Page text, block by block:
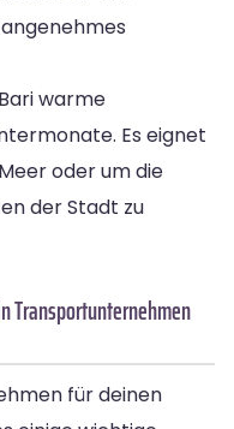
warme
Es eignet
oder um die
der Stadt zu
Transportunternehmen
für deinen